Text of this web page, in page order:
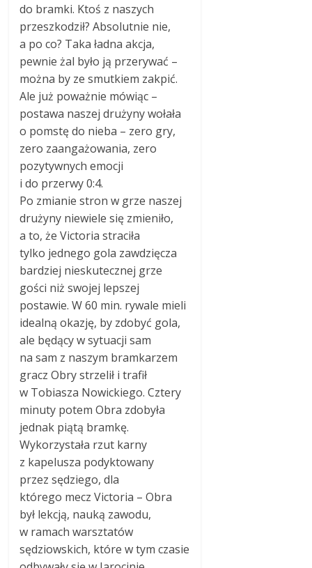
do bramki. Ktoś z naszych
przeszkodził? Absolutnie nie,
a po co? Taka ładna akcja,
pewnie żal było ją przerywać –
można by ze smutkiem zakpić.
Ale już poważnie mówiąc –
postawa naszej drużyny wołała
o pomstę do nieba – zero gry,
zero zaangażowania, zero
pozytywnych emocji
i do przerwy 0:4.
Po zmianie stron w grze naszej
drużyny niewiele się zmieniło,
a to, że Victoria straciła
tylko jednego gola zawdzięcza
bardziej nieskutecznej grze
gości niż swojej lepszej
postawie. W 60 min. rywale mieli
idealną okazję, by zdobyć gola,
ale będący w sytuacji sam
na sam z naszym bramkarzem
gracz Obry strzelił i trafił
w Tobiasza Nowickiego. Cztery
minuty potem Obra zdobyła
jednak piątą bramkę.
Wykorzystała rzut karny
z kapelusza podyktowany
przez sędziego, dla
którego mecz Victoria – Obra
był lekcją, nauką zawodu,
w ramach warsztatów
sędziowskich, które w tym czasie